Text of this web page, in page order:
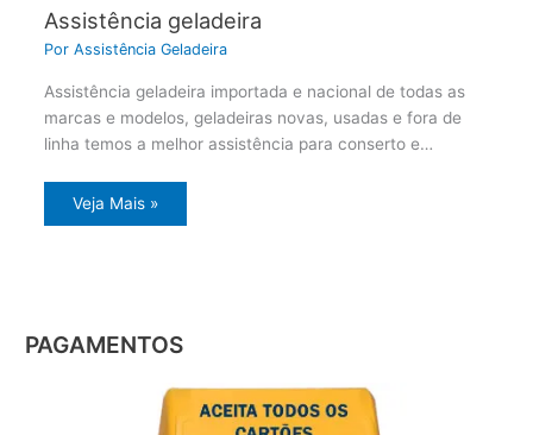
Assistência geladeira
Por Assistência Geladeira
Assistência geladeira importada e nacional de todas as
marcas e modelos, geladeiras novas, usadas e fora de
linha temos a melhor assistência para conserto e…
Veja Mais »
PAGAMENTOS